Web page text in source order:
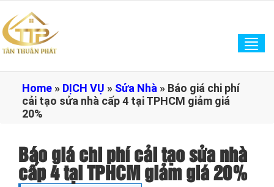
Home » DỊCH VỤ » Sửa Nhà » Báo giá chi phí
cải tạo sửa nhà cấp 4 tại TPHCM giảm giá
20%
Báo giá chi phí cải tạo sửa nhà
cấp 4 tại TPHCM giảm giá 20%